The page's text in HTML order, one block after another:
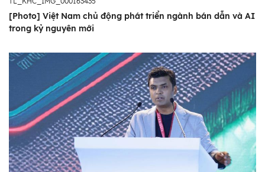
[Photo] Việt Nam chủ động phát triển ngành bán dẫn và AI
trong kỷ nguyên mới